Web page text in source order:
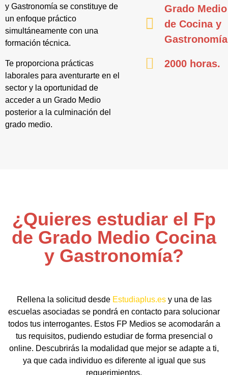
y Gastronomía se constituye de
un enfoque práctico
simultáneamente con una
formación técnica.
Te proporciona prácticas
laborales para aventurarte en el
sector y la oportunidad de
acceder a un Grado Medio
posterior a la culminación del
grado medio.
Grado Medio
de Cocina y
Gastronomía
2000 horas.
¿Quieres estudiar el Fp
de Grado Medio Cocina
y Gastronomía?
Rellena la solicitud desde Estudiaplus.esy una de las
escuelas asociadas se pondrá en contacto para solucionar
todos tus interrogantes. Estos FP Medios se acomodarán a
tus requisitos, pudiendo estudiar de forma presencial o
online. Descubrirás la modalidad que mejor se adapte a ti,
ya que cada individuo es diferente al igual que sus
requerimientos.